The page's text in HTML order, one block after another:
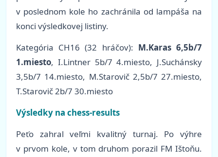
v poslednom kole ho zachránila od lampáša na
konci výsledkovej listiny.
Kategória CH16 (32 hráčov): M.Karas 6,5b/7
1.miesto, I.Lintner 5b/7 4.miesto, J.Suchánsky
3,5b/7 14.miesto, M.Starovič 2,5b/7 27.miesto,
T.Starovič 2b/7 30.miesto
Výsledky na chess-results
Peťo zahral veľmi kvalitný turnaj. Po výhre
v prvom kole, v tom druhom porazil FM Ištoňu.